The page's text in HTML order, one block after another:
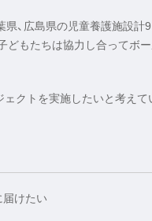
、広島県の児童養護施設
どもたちは協力し合ってボ
クトを実施したいと考えて
届けたい